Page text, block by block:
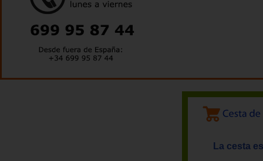
La cesta